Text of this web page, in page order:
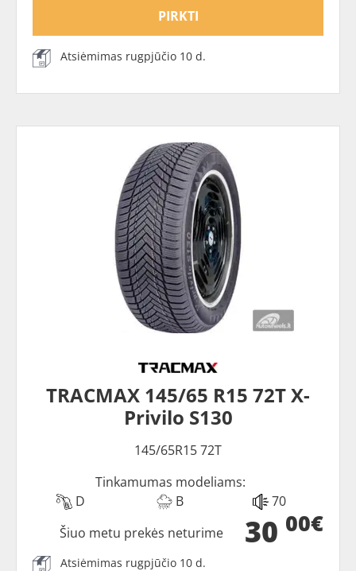
PIRKTI
Atsiėmimas rugpjūčio 10 d.
TRACMAX 145/65 R15 72T X-
Privilo S130
145/65R15 72T
Tinkamumas modeliams:
D
B 70
30 00€
Šiuo metu prekės neturime
Atsiėmimas rugpjūčio 10 d.